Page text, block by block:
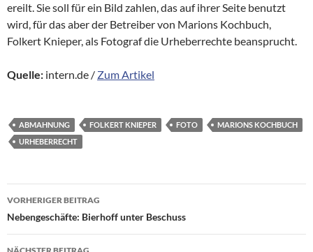
ereilt. Sie soll für ein Bild zahlen, das auf ihrer Seite benutzt
wird, für das aber der Betreiber von Marions Kochbuch,
Folkert Knieper, als Fotograf die Urheberrechte beansprucht.
Quelle: intern.de / Zum Artikel
ABMAHNUNG FOLKERT KNIEPER FOTO
MARIONS KOCHBUCH
URHEBERRECHT
Beitragsnavigation
VORHERIGER BEITRAG
Nebengeschäfte: Bierhoff unter Beschuss